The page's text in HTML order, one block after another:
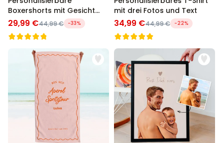
Boxershorts mit Gesicht
und Text
29,99 €44,99 € -33%
mit drei Fotos und Text
34,99 €44,99 € -22%